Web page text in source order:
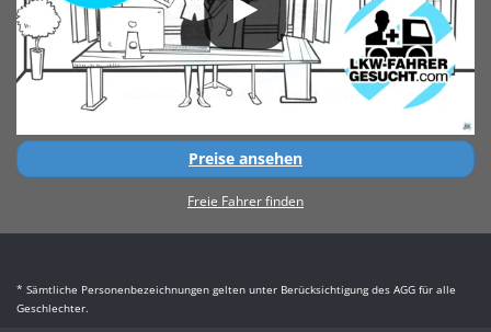
Preise ansehen
Freie Fahrer finden
* Sämtliche Personenbezeichnungen gelten unter Berücksichtigung des AGG für alle
Geschlechter.